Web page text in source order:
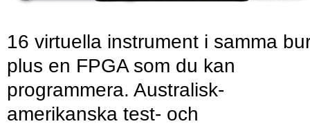
16 virtuella instrument i samma
plus en FPGA som du kan
programmera. Australisk-
amerikanska test- och